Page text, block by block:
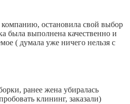
остановила свой выбор
была выполнена качественно и
( думала уже ничего нельзя с
ранее жена убиралась
клининг, заказали)